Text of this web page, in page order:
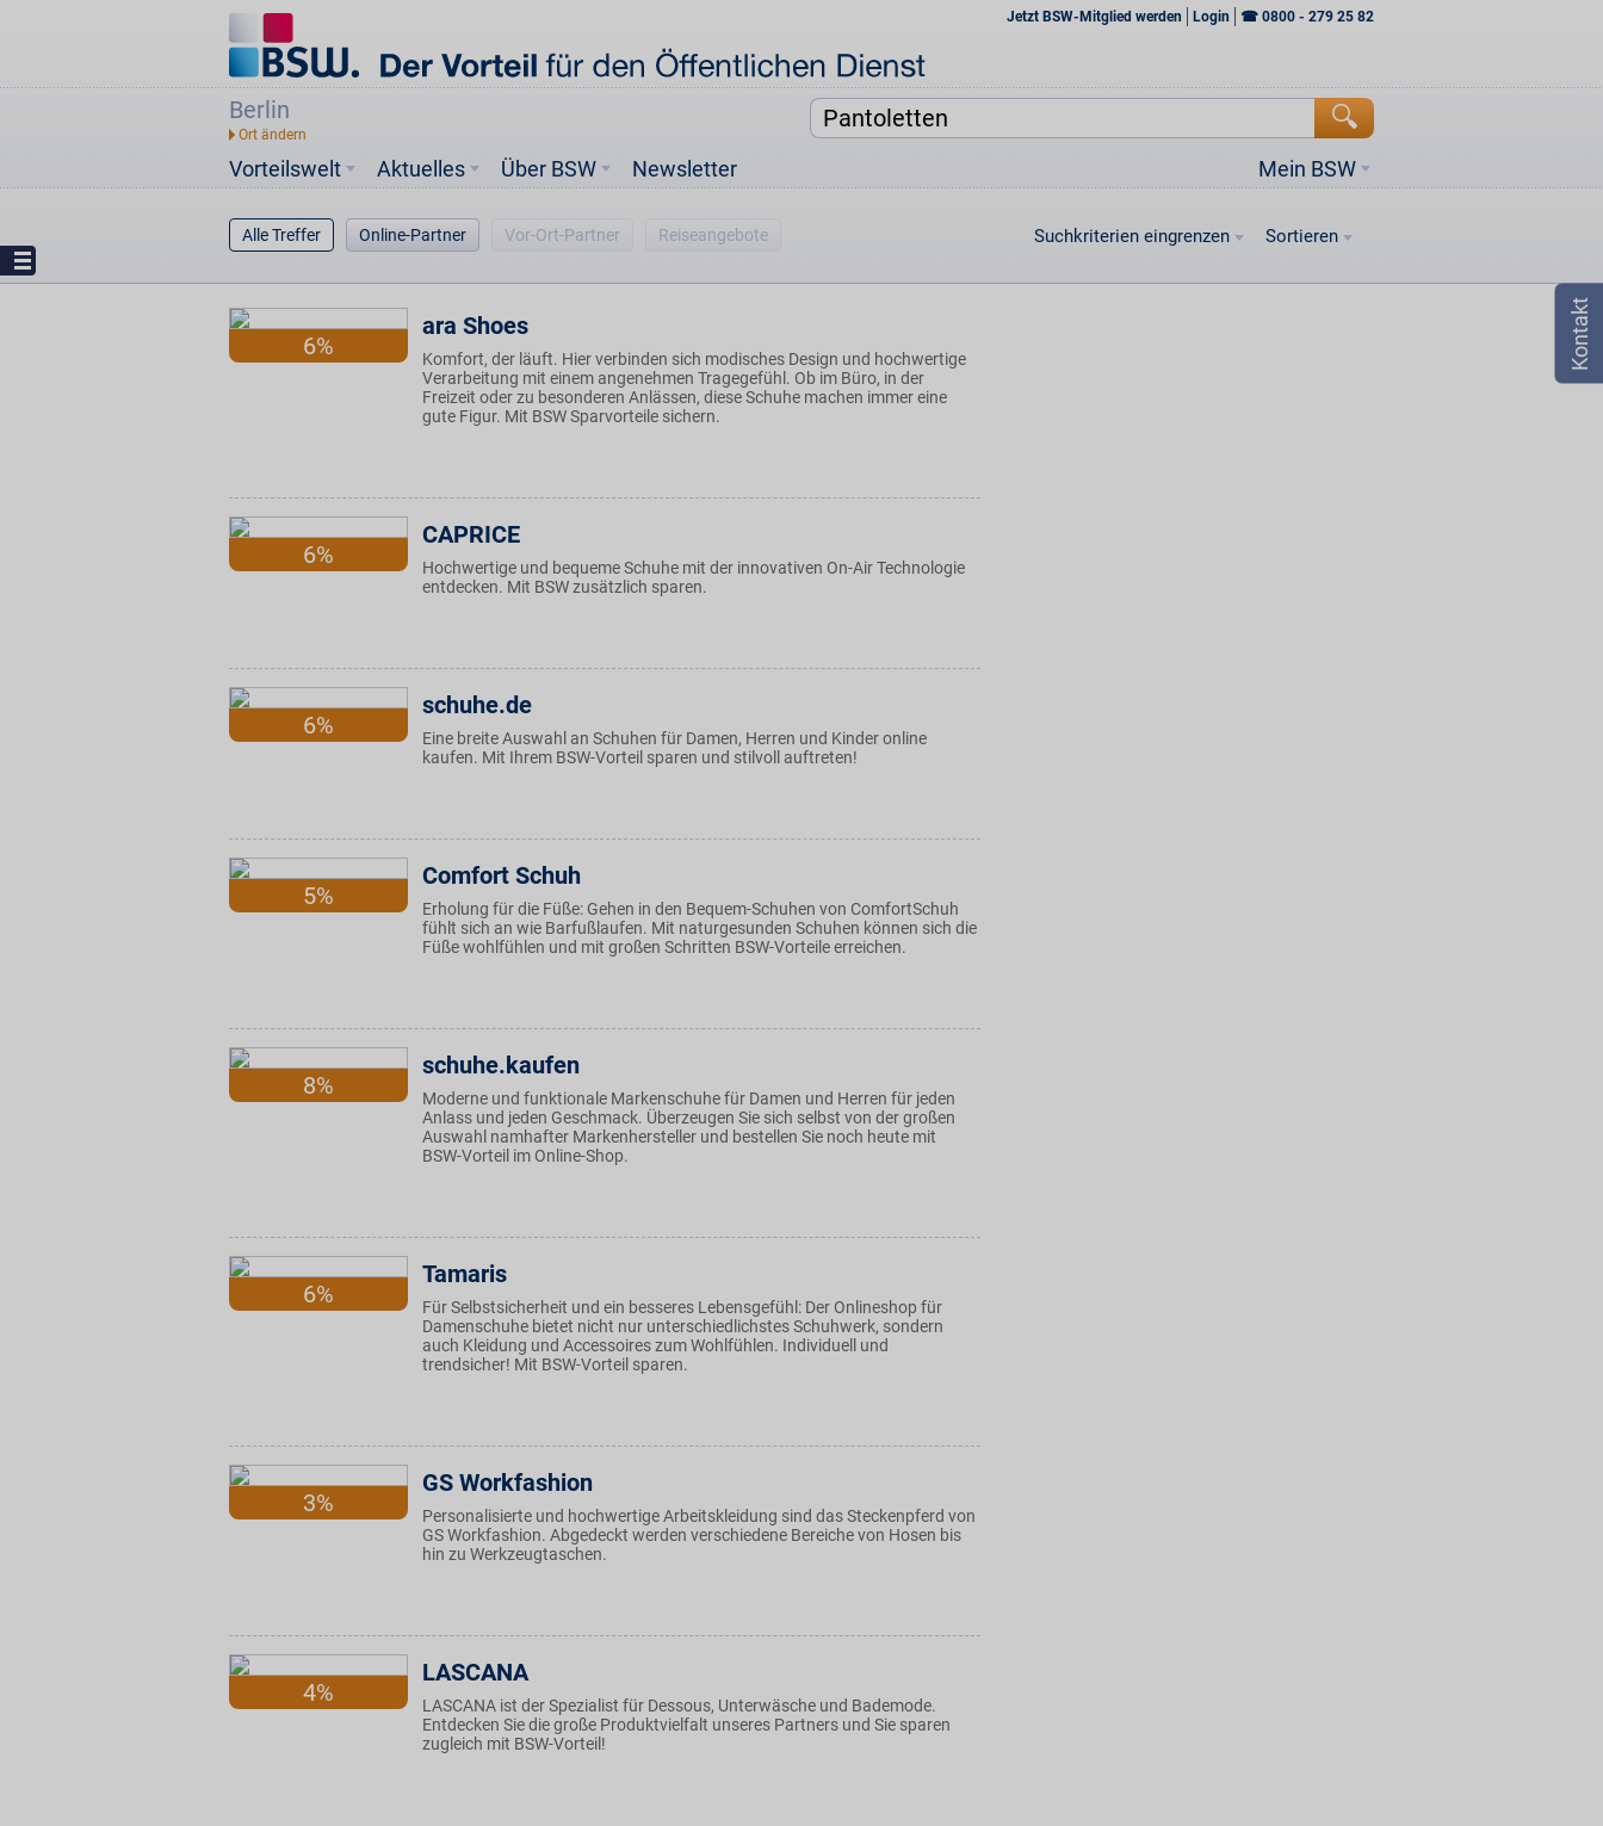
Jetzt BSW-Mitglied werden Login ☎ 0800 - 279 25 82
Berlin
Vorteilswelt Mein BSW
Aktuelles Über BSW Newsletter
Alle Treffer Online-Partner Vor-Ort-Partner Reiseangebote Suchkriterien eingrenzen Sortieren
6%
ara Shoes
Komfort, der läuft. Hier verbinden sich modisches Design und hochwertige
Verarbeitung mit einem angenehmen Tragegefühl. Ob im Büro, in der
Freizeit oder zu besonderen Anlässen, diese Schuhe machen immer eine
gute Figur. Mit BSW Sparvorteile sichern.
6%
CAPRICE
Hochwertige und bequeme Schuhe mit der innovativen On-Air Technologie
entdecken. Mit BSW zusätzlich sparen.
6%
schuhe.de
Eine breite Auswahl an Schuhen für Damen, Herren und Kinder online
kaufen. Mit Ihrem BSW-Vorteil sparen und stilvoll auftreten!
5%
Comfort Schuh
Erholung für die Füße: Gehen in den Bequem-Schuhen von ComfortSchuh
fühlt sich an wie Barfußlaufen. Mit naturgesunden Schuhen können sich die
Füße wohlfühlen und mit großen Schritten BSW-Vorteile erreichen.
8%
schuhe.kaufen
Moderne und funktionale Markenschuhe für Damen und Herren für jeden
Anlass und jeden Geschmack. Überzeugen Sie sich selbst von der großen
Auswahl namhafter Markenhersteller und bestellen Sie noch heute mit
BSW-Vorteil im Online-Shop.
6%
Tamaris
Für Selbstsicherheit und ein besseres Lebensgefühl: Der Onlineshop für
Damenschuhe bietet nicht nur unterschiedlichstes Schuhwerk, sondern
auch Kleidung und Accessoires zum Wohlfühlen. Individuell und
trendsicher! Mit BSW-Vorteil sparen.
3%
GS Workfashion
Personalisierte und hochwertige Arbeitskleidung sind das Steckenpferd von
GS Workfashion. Abgedeckt werden verschiedene Bereiche von Hosen bis
hin zu Werkzeugtaschen.
4%
LASCANA
LASCANA ist der Spezialist für Dessous, Unterwäsche und Bademode.
Entdecken Sie die große Produktvielfalt unseres Partners und Sie sparen
zugleich mit BSW-Vorteil!